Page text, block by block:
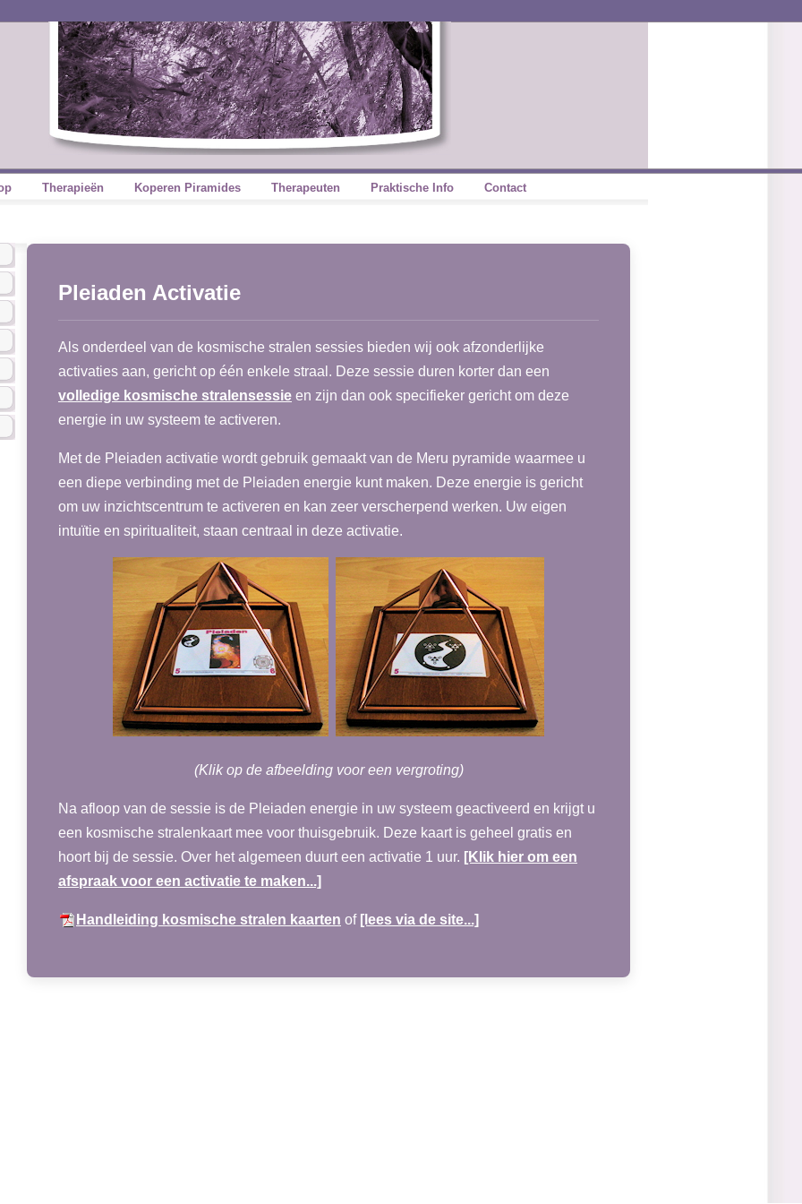
Therapieën Koperen Piramides Therapeuten Praktische Info Contact
Pleiaden Activatie
Als onderdeel van de kosmische stralen sessies bieden wij ook afzonderlijke
activaties aan, gericht op één enkele straal. Deze sessie duren korter dan een
volledige kosmische stralensessie en zijn dan ook specifieker gericht om deze
energie in uw systeem te activeren.
Met de Pleiaden activatie wordt gebruik gemaakt van de Meru pyramide waarmee u
een diepe verbinding met de Pleiaden energie kunt maken. Deze energie is gericht
om uw inzichtscentrum te activeren en kan zeer verscherpend werken. Uw eigen
intuïtie en spiritualiteit, staan centraal in deze activatie.
(Klik op de afbeelding voor een vergroting)
Na afloop van de sessie is de Pleiaden energie in uw systeem geactiveerd en krijgt u
een kosmische stralenkaart mee voor thuisgebruik. Deze kaart is geheel gratis en
hoort bij de sessie. Over het algemeen duurt een activatie 1 uur. [Klik hier om een
afspraak voor een activatie te maken...]
Handleiding kosmische stralen kaarten of [lees via de site...]